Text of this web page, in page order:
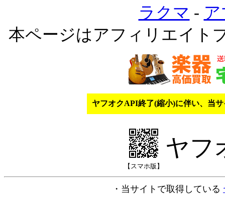
ラクマ -
本ページはアフィリエイト
ヤフオクAPI終了(縮小)に伴い、当
【スマホ版】
ヤフ
・当サイトで取得している